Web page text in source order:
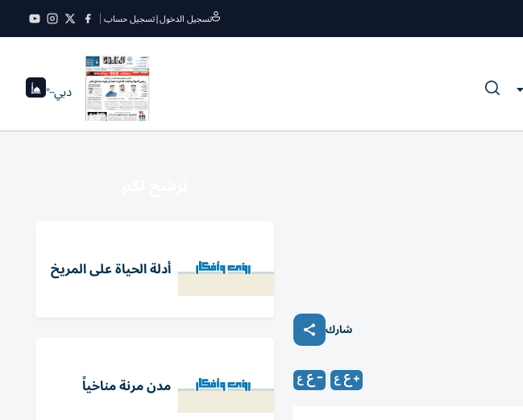
تسجيل الدخول|تسجيل حساب
دبي--°
شارك
أدلة الحياة على المريخ
مدن مرنة مناخياً